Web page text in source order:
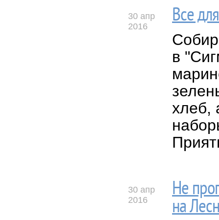
30 апр
2016
Все
в
хлеб,
30 апр
2016
Не
на